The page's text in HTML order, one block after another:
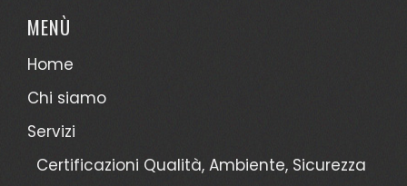
MENÙ
Home
Chi siamo
Servizi
Certificazioni Qualità, Ambiente, Sicurezza